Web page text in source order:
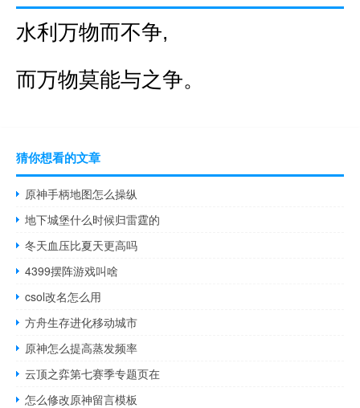
水利万物而不争,
而万物莫能与之争。
猜你想看的文章
原神手柄地图怎么操纵
地下城堡什么时候归雷霆的
冬天血压比夏天更高吗
4399摆阵游戏叫啥
csol改名怎么用
方舟生存进化移动城市
原神怎么提高蒸发频率
云顶之弈第七赛季专题页在
怎么修改原神留言模板